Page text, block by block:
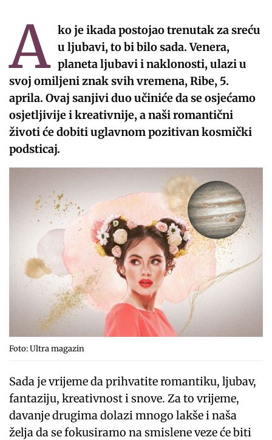
A ko je ikada postojao trenutak za sreću
u ljubavi, to bi bilo sada. Venera,
planeta ljubavi i naklonosti, ulazi u
svoj omiljeni znak svih vremena, Ribe, 5.
aprila. Ovaj sanjivi duo učiniće da se osjećamo
osjetljivije i kreativnije, a naši romantični
životi će dobiti uglavnom pozitivan kosmički
podsticaj.
Foto: Ultra magazin
Sada je vrijeme da prihvatite romantiku, ljubav,
fantaziju, kreativnost i snove. Za to vrijeme,
davanje drugima dolazi mnogo lakše i naša
želja da se fokusiramo na smislene veze će biti